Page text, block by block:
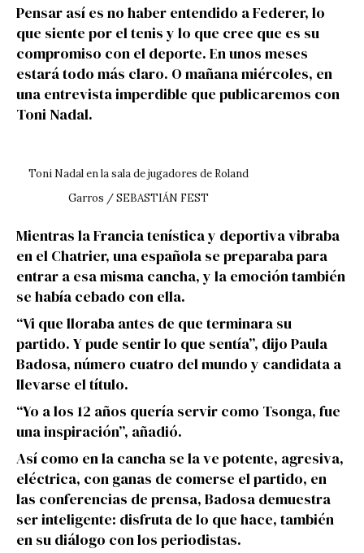
Pensar así es no haber entendido a Federer, lo
que siente por el tenis y lo que cree que es su
compromiso con el deporte. En unos meses
estará todo más claro. O mañana miércoles, en
una entrevista imperdible que publicaremos con
Toni Nadal.
Toni Nadal en la sala de jugadores de Roland
Garros / SEBASTIÁN FEST
Mientras la Francia tenística y deportiva vibraba
en el Chatrier, una española se preparaba para
entrar a esa misma cancha, y la emoción también
se había cebado con ella.
“Vi que lloraba antes de que terminara su
partido. Y pude sentir lo que sentía”, dijo Paula
Badosa, número cuatro del mundo y candidata a
llevarse el título.
“Yo a los 12 años quería servir como Tsonga, fue
una inspiración”, añadió.
Así como en la cancha se la ve potente, agresiva,
eléctrica, con ganas de comerse el partido, en
las conferencias de prensa, Badosa demuestra
ser inteligente: disfruta de lo que hace, también
en su diálogo con los periodistas.